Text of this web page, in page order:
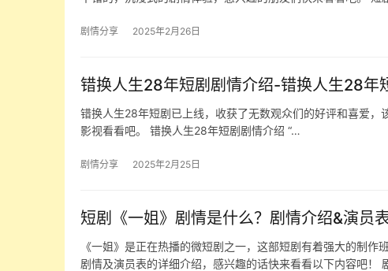
剧情分享 2025年2月26日
错换人生28年短剧剧情介绍-错换人生28年
错换人生28年短剧已上线，收获了无数观众们的好评和喜爱
影视看看吧。 错换人生28年短剧剧情介绍 “…
剧情分享 2025年2月25日
短剧《一姐》剧情是什么？剧情介绍&演员
《一姐》是正在热播的微短剧之一，这部短剧有着强大的制
剧情及演员表的详细介绍，感兴趣的话快来看看以下内容吧！